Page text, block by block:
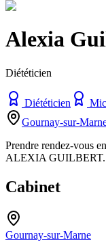
Alexia
Diététicien
Diététicien
Gournay-sur-
Prendre rendez-vous
ALEXIA GUILBERT.
Cabinet
Gournay-sur-Marne